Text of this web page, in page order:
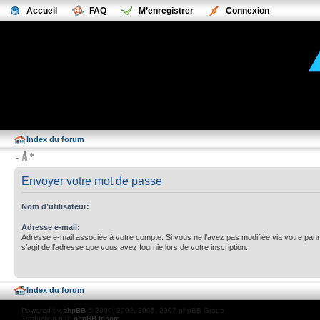
Accueil FAQ M’enregistrer Connexion
Index du forum
Envoyer votre mot de passe
Nom d’utilisateur:
Adresse e-mail:
Adresse e-mail associée à votre compte. Si vous ne l’avez pas modifiée via votre
s’agit de l’adresse que vous avez fournie lors de votre inscription.
Index du forum
Powered by phpBB © 2000, 2002, 2005, 2007 phpBB Group
Traduction par: phpBB-fr.com